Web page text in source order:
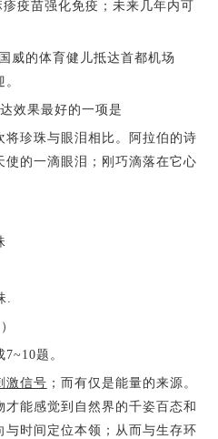
苗强化免疫；未来几年内可
的体育健儿抵达首都机场
果最好的一项是
珍珠与眼泪相比。阿拉伯的诗
使的一滴眼泪；刚巧滴落在它心
.
题。
激信号 ；而有仅是能量的来源。
能感觉到自然界的千姿百态和
时间定位本领；从而与生存环